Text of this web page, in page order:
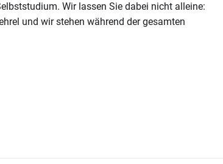
Wir lassen Sie dabei nicht alleine:
und wir stehen während der gesamten